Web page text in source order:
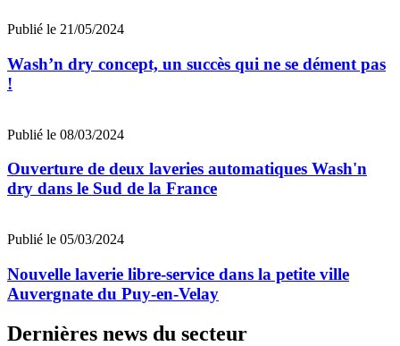
Publié le 21/05/2024
Wash’n dry concept, un succès qui ne se dément pas
!
Publié le 08/03/2024
Ouverture de deux laveries automatiques Wash'n
dry dans le Sud de la France
Publié le 05/03/2024
Nouvelle laverie libre-service dans la petite ville
Auvergnate du Puy-en-Velay
Dernières news du secteur